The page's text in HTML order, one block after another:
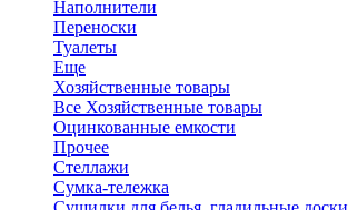
Наполнители
Переноски
Туалеты
Еще
Хозяйственные товары
Все Хозяйственные товары
Оцинкованные емкости
Прочее
Стеллажи
Сумка-тележка